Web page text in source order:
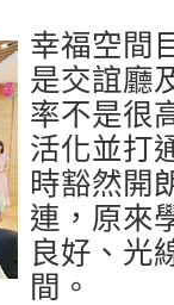
幸福空間
是交誼廳
率不是很
活化並打
時豁然開
連，原來
良好、光
間。